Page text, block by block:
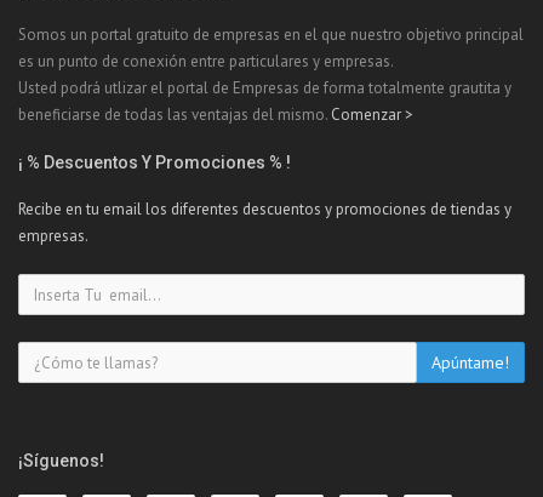
Somos un portal gratuito de empresas en el que nuestro objetivo principal
es un punto de conexión entre particulares y empresas.
Usted podrá utlizar el portal de Empresas de forma totalmente grautita y
beneficiarse de todas las ventajas del mismo. Comenzar >
¡ % Descuentos Y Promociones % !
Recibe en tu email los diferentes descuentos y promociones de tiendas y
empresas.
¡Síguenos!